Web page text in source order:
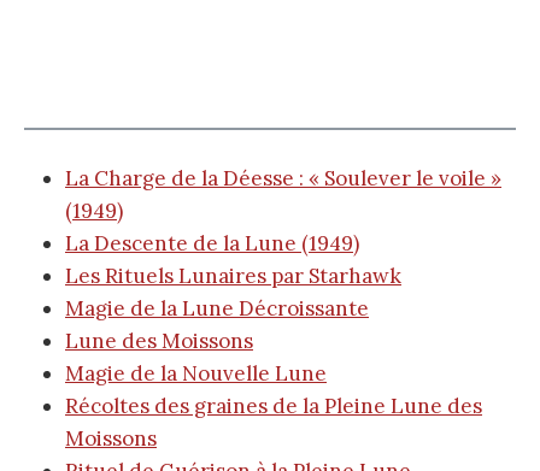
La Charge de la Déesse : « Soulever le voile »
(1949)
La Descente de la Lune (1949)
Les Rituels Lunaires par Starhawk
Magie de la Lune Décroissante
Lune des Moissons
Magie de la Nouvelle Lune
Récoltes des graines de la Pleine Lune des
Moissons